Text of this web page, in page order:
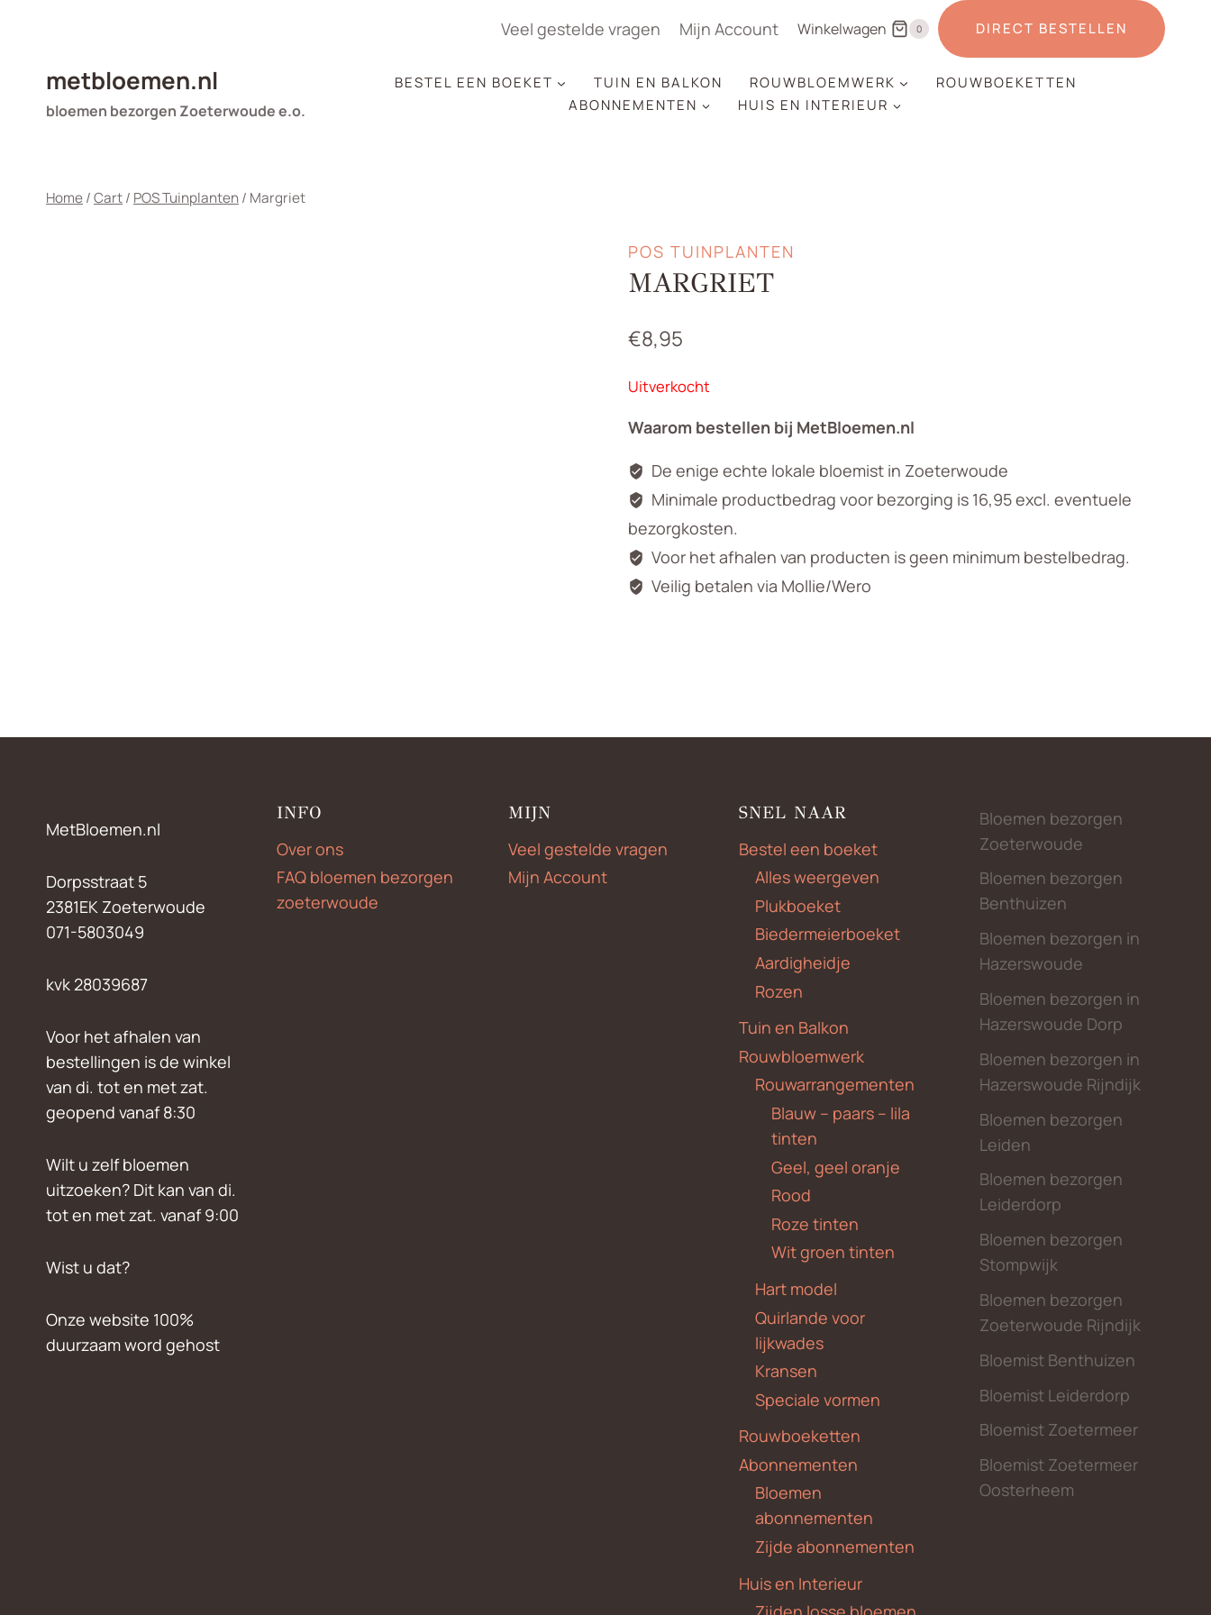
Veel gestelde vragen Mijn Account Winkelwagen 0 DIRECT BESTELLEN
metbloemen.nl
bloemen bezorgen Zoeterwoude e.o.
BESTEL EEN BOEKET TUIN EN BALKON ROUWBLOEMWERK
ROUWBOEKETTEN
ABONNEMENTEN
HUIS EN INTERIEUR
Home/Cart/ POS Tuinplanten/ Margriet
POS TUINPLANTEN
MARGRIET
€8,95
Uitverkocht
Waarom bestellen bij MetBloemen.nl
De enige echte lokale bloemist in Zoeterwoude
Minimale productbedrag voor bezorging is 16,95 excl. eventuele
bezorgkosten.
Voor het afhalen van producten is geen minimum bestelbedrag.
Veilig betalen via Mollie/Wero
MetBloemen.nl
Dorpsstraat 5
2381EK Zoeterwoude
071-5803049
kvk 28039687
Voor het afhalen van
bestellingen is de winkel
van di. tot en met zat.
geopend vanaf 8:30
Wilt u zelf bloemen
uitzoeken? Dit kan van di.
tot en met zat. vanaf 9:00
Wist u dat?
Onze website 100%
duurzaam word gehost
INFO
Over ons
FAQ bloemen bezorgen
zoeterwoude
MIJN
Veel gestelde vragen
Mijn Account
SNEL NAAR
Bestel een boeket
Alles weergeven
Plukboeket
Biedermeierboeket
Aardigheidje
Rozen
Tuin en Balkon
Rouwbloemwerk
Rouwarrangementen
Blauw – paars – lila
tinten
Geel, geel oranje
Rood
Roze tinten
Wit groen tinten
Hart model
Quirlande voor
lijkwades
Kransen
Speciale vormen
Rouwboeketten
Abonnementen
Bloemen
abonnementen
Zijde abonnementen
Huis en Interieur
Bloemen bezorgen
Zoeterwoude
Bloemen bezorgen
Benthuizen
Bloemen bezorgen in
Hazerswoude
Bloemen bezorgen in
Hazerswoude Dorp
Bloemen bezorgen in
Hazerswoude Rijndijk
Bloemen bezorgen
Leiden
Bloemen bezorgen
Leiderdorp
Bloemen bezorgen
Stompwijk
Bloemen bezorgen
Zoeterwoude Rijndijk
Bloemist Benthuizen
Bloemist Leiderdorp
Bloemist Zoetermeer
Bloemist Zoetermeer
Oosterheem